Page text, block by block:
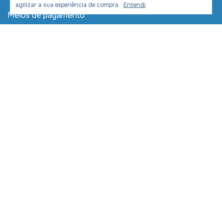
agilizar a sua experiência de compra. Entendi
Meios de pagamento